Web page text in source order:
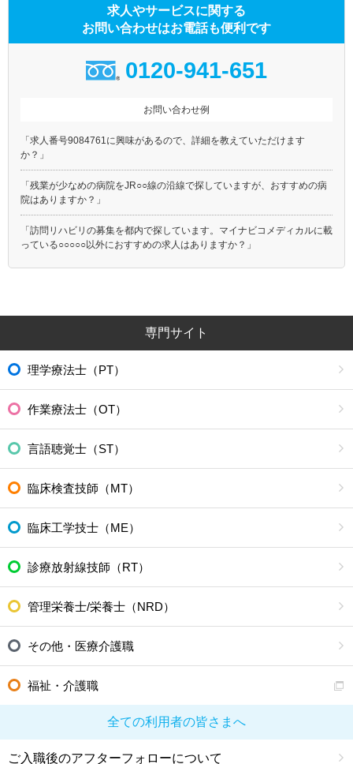
求人やサービスに関する
お問い合わせはお電話も便利です
0120-941-651
お問い合わせ例
「求人番号9084761に興味があるので、詳細を教えていただけます
か？」
「残業が少なめの病院をJR○○線の沿線で探していますが、おすすめの病
院はありますか？」
「訪問リハビリの募集を都内で探しています。マイナビコメディカルに載
っている○○○○○以外におすすめの求人はありますか？」
専門サイト
理学療法士（PT）
作業療法士（OT）
言語聴覚士（ST）
臨床検査技師（MT）
臨床工学技士（ME）
診療放射線技師（RT）
管理栄養士/栄養士（NRD）
その他・医療介護職
福祉・介護職
全ての利用者の皆さまへ
ご入職後のアフターフォローについて